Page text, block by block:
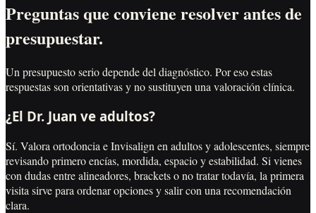
Preguntas que conviene resolver antes de
presupuestar.
Un presupuesto serio depende del diagnóstico. Por eso estas
respuestas son orientativas y no sustituyen una valoración clínica.
¿El Dr. Juan ve adultos?
Sí. Valora ortodoncia e Invisalign en adultos y adolescentes, siempre
revisando primero encías, mordida, espacio y estabilidad. Si vienes
con dudas entre alineadores, brackets o no tratar todavía, la primera
visita sirve para ordenar opciones y salir con una recomendación
clara.